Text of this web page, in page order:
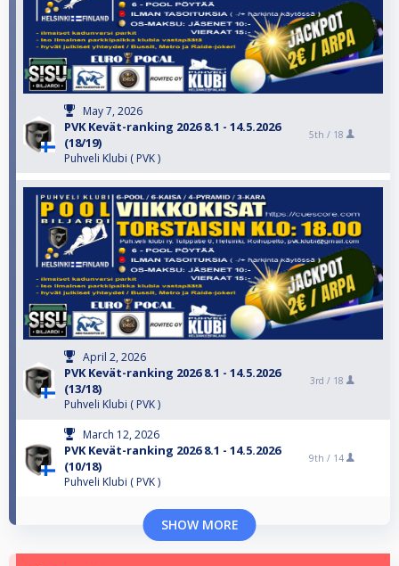
May 7, 2026
PVK Kevät-ranking 2026 8.1 - 14.5.2026
(18/19)
Puhveli Klubi ( PVK )
5th / 18
April 2, 2026
PVK Kevät-ranking 2026 8.1 - 14.5.2026
(13/18)
Puhveli Klubi ( PVK )
3rd / 18
March 12, 2026
PVK Kevät-ranking 2026 8.1 - 14.5.2026
(10/18)
Puhveli Klubi ( PVK )
9th / 14
SHOW MORE